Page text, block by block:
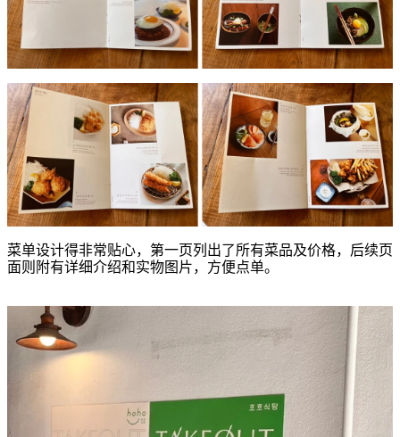
菜单设计得非常贴心，第一页列出了所有菜品及价格，后续页
面则附有详细介绍和实物图片，方便点单。